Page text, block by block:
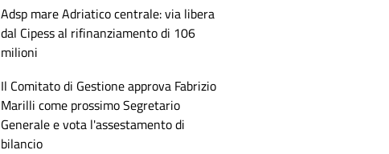
Adsp mare Adriatico centrale: via libera
dal Cipess al rifinanziamento di 106
milioni
Il Comitato di Gestione approva Fabrizio
Marilli come prossimo Segretario
Generale e vota l'assestamento di
bilancio